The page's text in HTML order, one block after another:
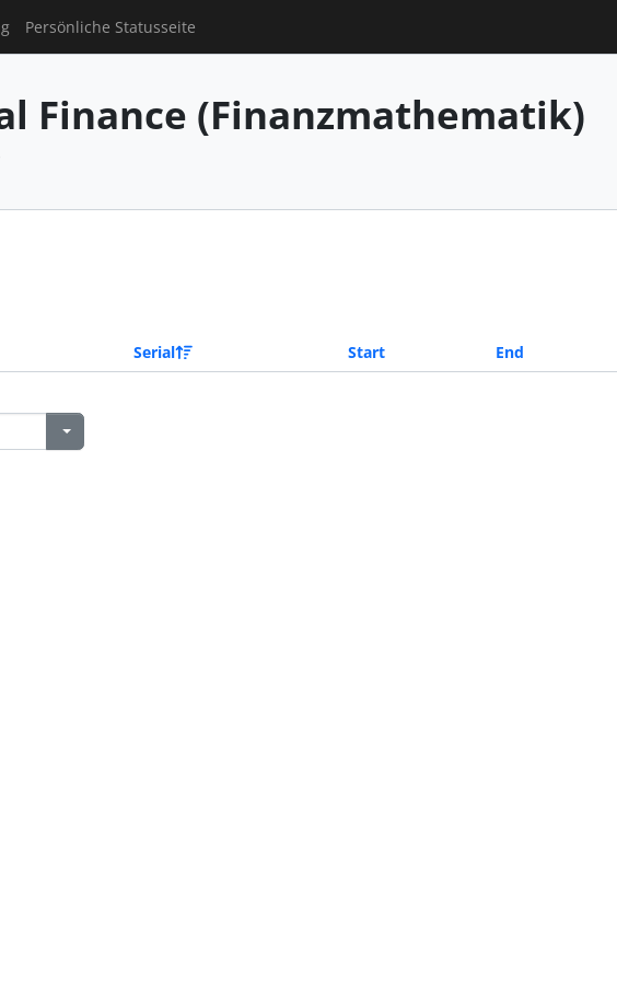
Persönliche Statusseite
Finance (Finanzmathematik)
Serial Start End